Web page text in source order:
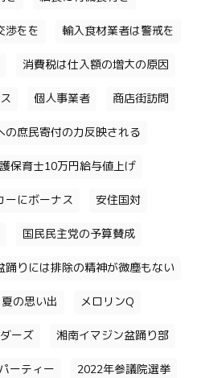
渉をを 輸入食材業者は警戒を
消費税は仕入額の増大の原因
個人事業者 商店街訪問
の庶民寄付の力反映される
保育士10万円給与値上げ
ーにボーナス 安住国対
国民民主党の予算賛成
踊りには排除の精神が微塵もない
夏の思い出 メロリンQ
ーズ 湘南イマジン盆踊り部
ーティー 2022年参議院選挙